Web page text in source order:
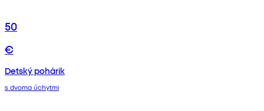
50
€
Detský pohárik
s dvoma úchytmi